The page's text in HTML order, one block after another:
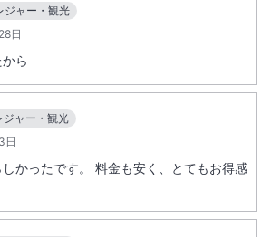
ワード連続受賞★1万坪の庭園と120坪の混浴露
バスで宍道湖の夕日鑑賞に玉造国際ホテルへも
総客室数58室
ックアウト
駐車場あり
ジャー・観光
日
ら
ジャー・観光
日
かったです。 料金も安く、とてもお得感